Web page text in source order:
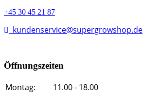
+45 30 45 21 87
kundenservice@supergrowshop.de
Öffnungszeiten
Montag:
11.00 - 18.00